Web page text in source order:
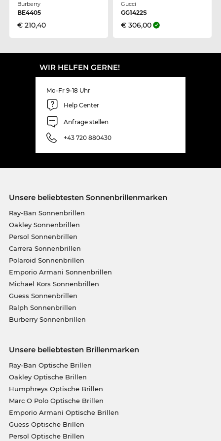
Burberry
BE4405
€ 210,40
Gucci
GG1422S
€ 306,00
WIR HELFEN GERNE!
Mo-Fr 9-18 Uhr
Help Center
Anfrage stellen
+43 720 880430
Unsere beliebtesten Sonnenbrillenmarken
Ray-Ban Sonnenbrillen
Oakley Sonnenbrillen
Persol Sonnenbrillen
Carrera Sonnenbrillen
Polaroid Sonnenbrillen
Emporio Armani Sonnenbrillen
Michael Kors Sonnenbrillen
Guess Sonnenbrillen
Ralph Sonnenbrillen
Burberry Sonnenbrillen
Unsere beliebtesten Brillenmarken
Ray-Ban Optische Brillen
Oakley Optische Brillen
Humphreys Optische Brillen
Marc O Polo Optische Brillen
Emporio Armani Optische Brillen
Guess Optische Brillen
Persol Optische Brillen